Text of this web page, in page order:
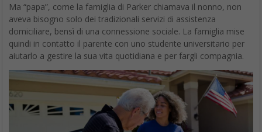
Ma “papa”, come la famiglia di Parker chiamava il nonno, non
aveva bisogno solo dei tradizionali servizi di assistenza
domiciliare, bensì di una connessione sociale. La famiglia mise
quindi in contatto il parente con uno studente universitario per
aiutarlo a gestire la sua vita quotidiana e per fargli compagnia.